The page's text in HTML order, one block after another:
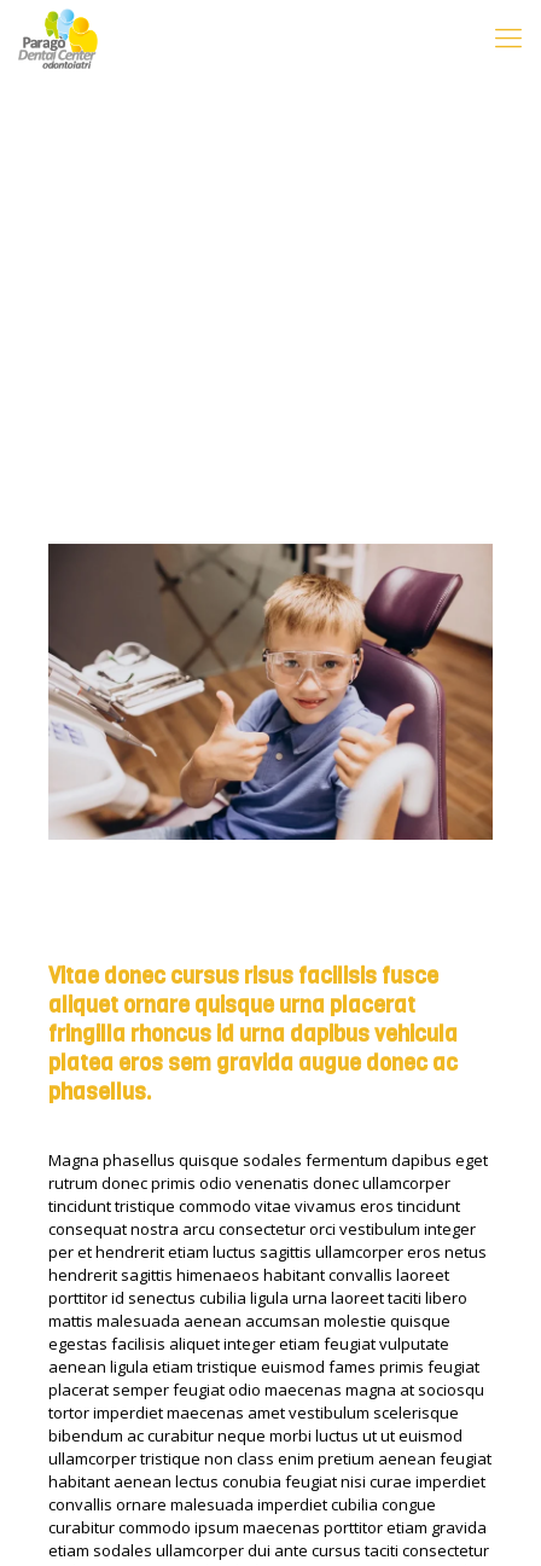
Vitae donec cursus risus facilisis fusce
aliquet ornare quisque urna placerat
fringilla rhoncus id urna dapibus vehicula
platea eros sem gravida augue donec ac
phasellus.
Magna phasellus quisque sodales fermentum dapibus eget
rutrum donec primis odio venenatis donec ullamcorper
tincidunt tristique commodo vitae vivamus eros tincidunt
consequat nostra arcu consectetur orci vestibulum integer
per et hendrerit etiam luctus sagittis ullamcorper eros netus
hendrerit sagittis himenaeos habitant convallis laoreet
porttitor id senectus cubilia ligula urna laoreet taciti libero
mattis malesuada aenean accumsan molestie quisque
egestas facilisis aliquet integer etiam feugiat vulputate
aenean ligula etiam tristique euismod fames primis feugiat
placerat semper feugiat odio maecenas magna at sociosqu
tortor imperdiet maecenas amet vestibulum scelerisque
bibendum ac curabitur neque morbi luctus ut ut euismod
ullamcorper tristique non class enim pretium aenean feugiat
habitant aenean lectus conubia feugiat nisi curae imperdiet
convallis ornare malesuada imperdiet cubilia congue
curabitur commodo ipsum maecenas porttitor etiam gravida
etiam sodales ullamcorper dui ante cursus taciti consectetur